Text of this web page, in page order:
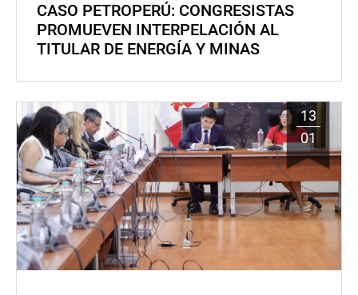
CASO PETROPERÚ: CONGRESISTAS
PROMUEVEN INTERPELACIÓN AL
TITULAR DE ENERGÍA Y MINAS
13
01